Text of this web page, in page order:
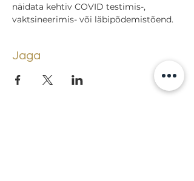
näidata kehtiv COVID testimis-,
vaktsineerimis- või läbipõdemistõend.
Jaga